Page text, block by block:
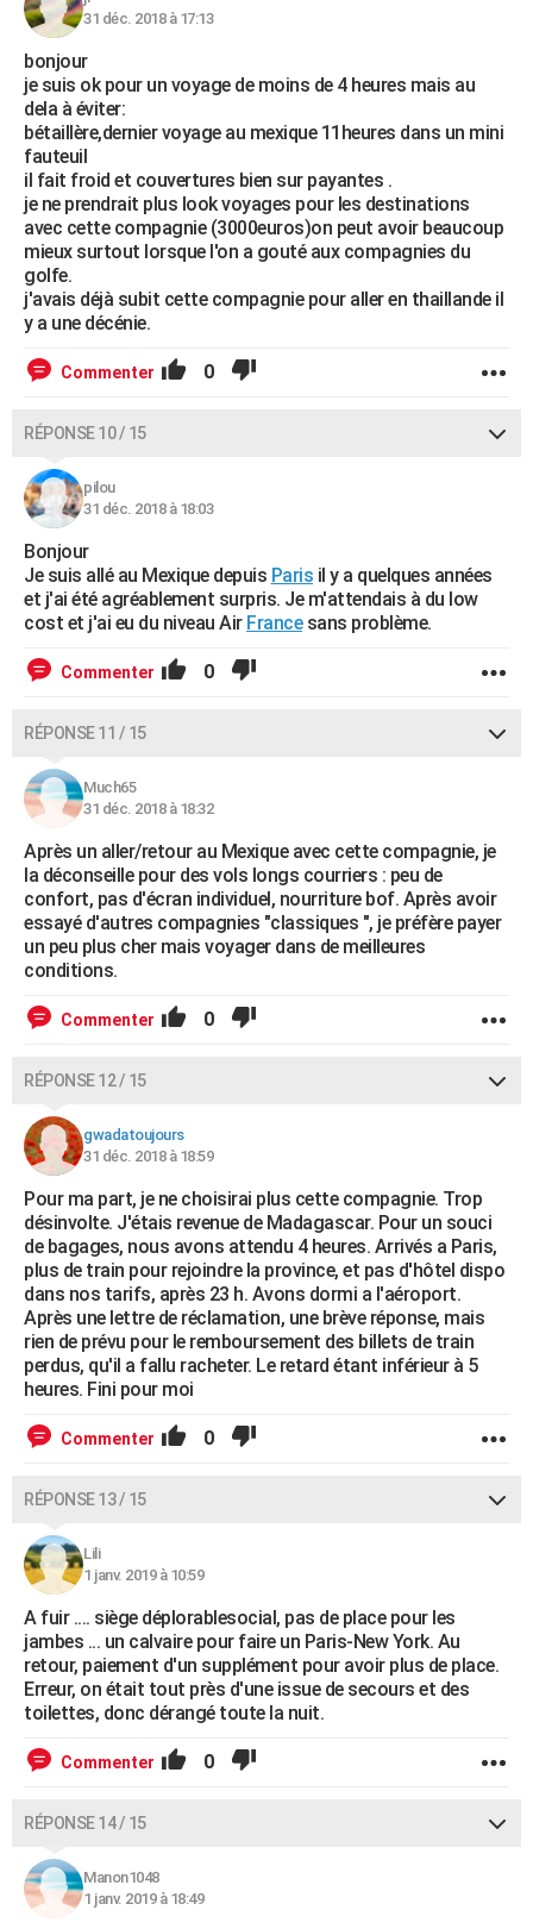
31 déc. 2018 à 17:13
bonjour
je suis ok pour un voyage de moins de 4 heures mais au
dela à éviter:
bétaillère,dernier voyage au mexique 11heures dans un mini
fauteuil
il fait froid et couvertures bien sur payantes .
je ne prendrait plus look voyages pour les destinations
avec cette compagnie (3000euros)on peut avoir beaucoup
mieux surtout lorsque l'on a gouté aux compagnies du
golfe.
j'avais déjà subit cette compagnie pour aller en thaillande il
y a une décénie.
Commenter 0
RÉPONSE 10 / 15
pilou
31 déc. 2018 à 18:03
Bonjour
Je suis allé au Mexique depuis Paris il y a quelques années
et j'ai été agréablement surpris. Je m'attendais à du low
cost et j'ai eu du niveau Air Francesans problème.
Commenter 0
RÉPONSE 11 / 15
Much65
31 déc. 2018 à 18:32
Après un aller/retour au Mexique avec cette compagnie, je
la déconseille pour des vols longs courriers : peu de
confort, pas d'écran individuel, nourriture bof. Après avoir
essayé d'autres compagnies "classiques ", je préfère payer
un peu plus cher mais voyager dans de meilleures
conditions.
Commenter 0
RÉPONSE 12 / 15
gwadatoujours
31 déc. 2018 à 18:59
Pour ma part, je ne choisirai plus cette compagnie. Trop
désinvolte. J'étais revenue de Madagascar. Pour un souci
de bagages, nous avons attendu 4 heures. Arrivés a Paris,
plus de train pour rejoindre la province, et pas d'hôtel dispo
dans nos tarifs, après 23 h. Avons dormi a l'aéroport.
Après une lettre de réclamation, une brève réponse, mais
rien de prévu pour le remboursement des billets de train
perdus, qu'il a fallu racheter. Le retard étant inférieur à 5
heures. Fini pour moi
Commenter 0
RÉPONSE 13 / 15
Lili
1 janv. 2019 à 10:59
A fuir .... siège déplorablesocial, pas de place pour les
jambes ... un calvaire pour faire un Paris-New York. Au
retour, paiement d'un supplément pour avoir plus de place.
Erreur, on était tout près d'une issue de secours et des
toilettes, donc dérangé toute la nuit.
Commenter 0
RÉPONSE 14 / 15
Manon1048
1 janv. 2019 à 18:49